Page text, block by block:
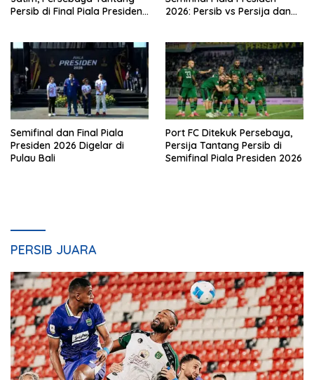
Persib di Final Piala Presiden
2026: Persib vs Persija dan
Semifinal dan Final Piala
Presiden 2026 Digelar di
Pulau Bali
Port FC Ditekuk Persebaya,
Persija Tantang Persib di
Semifinal Piala Presiden 2026
PERSIB JUARA